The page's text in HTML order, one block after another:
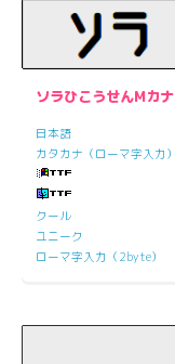
ソラひこうせんMカナ
日本語
カタカナ（ローマ字入力）
クール
ユニーク
ローマ字入力（2byte）